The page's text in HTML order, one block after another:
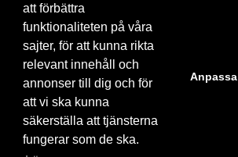
© 2026 Brainville AB. |Villkor för tjänsten
Byt språk:
att förbättra
funktionaliteten på våra
sajter, för att kunna rikta
relevant innehåll och
annonser till dig och för
att vi ska kunna
säkerställa att tjänsterna
fungerar som de ska.
Anpassa